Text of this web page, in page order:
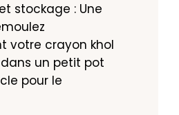
stockage : Une
votre crayon khol
un petit pot
pour le